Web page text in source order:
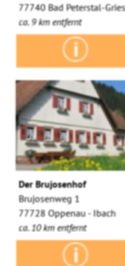
77740 Bad Peterstal-
ca. 9 km entfernt
Der Brujosenhof
Brujosenweg 1
77728 Oppenau - Ibach
ca. 10 km entfernt